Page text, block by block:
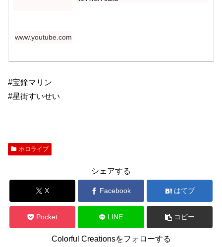
www.youtube.com
#宝鐘マリン
#星街すいせい
ホロライブ
シェアする
X Facebook はてブ
Pocket LINE コピー
Colorful Creationsをフォローする